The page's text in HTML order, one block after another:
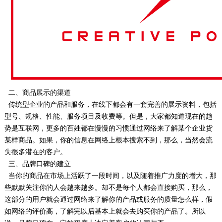
二、商品展示的渠道
传统型企业的产品和服务，在线下都会有一套完善的展示资料，包括
型号、规格、性能、服务项目及收费等。但是，大家都知道现在的趋
势是互联网，更多的百姓都在慢慢的习惯通过网络来了解某个企业货
某样商品。如果，你的信息在网络上根本搜索不到，那么，当然会流
失很多潜在的客户。
三、品牌口碑的建立
当你的商品在市场上活跃了一段时间，以及随着推广力度的增大，那
些默默关注你的人会越来越多。却不是每个人都会直接购买，那么，
这部分的用户就会通过网络来了解你的产品或服务的质量怎么样，假
如网络的评价高，了解完以后基本上就会去购买你的产品了。所以